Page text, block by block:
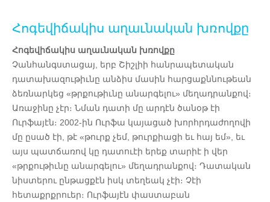
Հոգեվիճակիս աղաւնական խռովքը
Հոգեվիճակիս աղաւնական խռովքը
Չանհանգստացայ, երբ Շիշլիի հանրապետական
դատախազութիւնը անձիս մասին հարցաքննութեան
ձեռնարկեց «թրքութիւնը անարգելու» մեղադրանքով։
Առաջինը չէր։ Նման դատի մը արդէն ծանօթ էի
Ուրֆայէն։ 2002-ին Ուրֆա կայացած խորհրդաժողովի
մը ըսած էի, թէ «թուրք չեմ, թուրքիացի եւ հայ եմ», եւ
այս պատճառով կը դատուէի երեք տարիէ ի վեր
«թրքութիւնը անարգելու» մեղադրանքով։ Դատական
նիստերու ընթացքէն իսկ տեղեակ չէի։ Չէի
հետաքրքրուեր։ Ուրֆայէն փաստաբան